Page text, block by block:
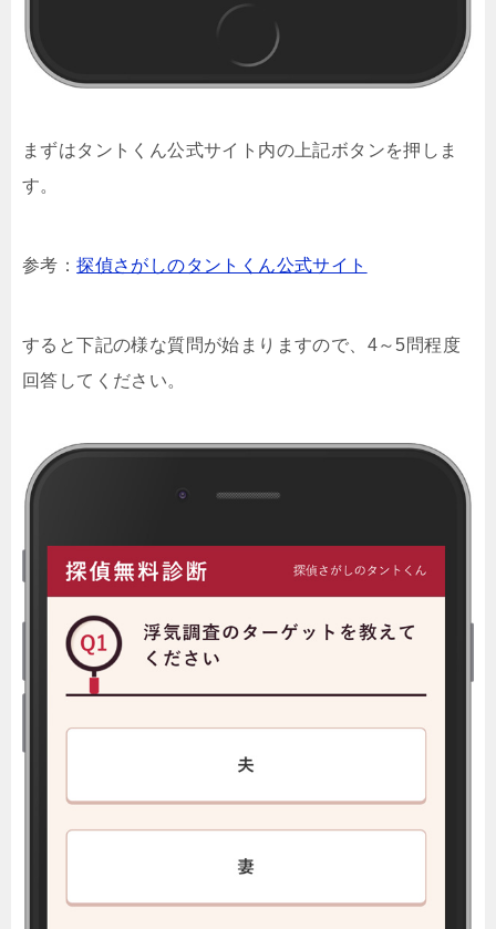
まずはタントくん公式サイト内の上記ボタンを押しま
す。
参考：探偵さがしのタントくん公式サイト
すると下記の様な質問が始まりますので、4～5問程度
回答してください。